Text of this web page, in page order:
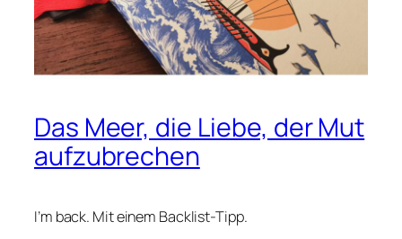
Das Meer, die Liebe, der Mut
aufzubrechen
I’m back. Mit einem Backlist-Tipp.